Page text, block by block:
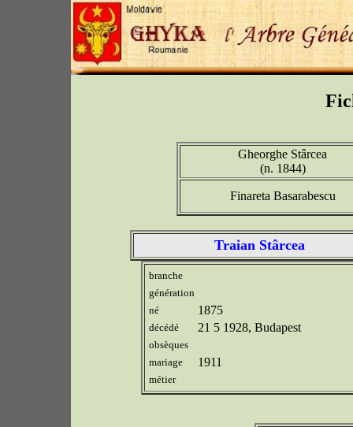
Gheorghe Stârcea
(n. 1844)
Finareta Basarabescu
Traian Stârcea
branche
génération
né
1875
décédé 21 5 1928, Budapest
obsèques
mariage
1911
métier